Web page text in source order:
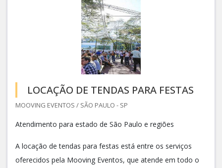
LOCAÇÃO DE TENDAS PARA FESTAS
MOOVING EVENTOS / SÃO PAULO - SP
Atendimento para estado de São Paulo e regiões
A locação de tendas para festas está entre os serviços
oferecidos pela Mooving Eventos, que atende em todo o